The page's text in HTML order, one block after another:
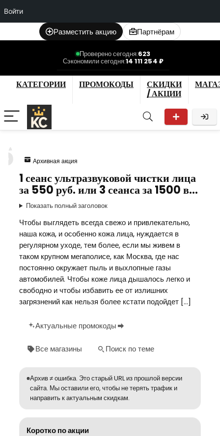
Войти
Разместить акцию Партнёрам
Проверено сегодня:623
Сэкономили сегодня:14 111 254 ₽
КАТЕГОРИИ ПРОМОКОДЫ
СКИДКИ
/ АКЦИИ
Архивная акция
1 сеанс ультразвуковой чистки лица
за 550 руб. или 3 сеанса за 1500 в…
Показать полный заголовок
Чтобы выглядеть всегда свежо и привлекательно,
наша кожа, и особенно кожа лица, нуждается в
регулярном уходе, тем более, если мы живем в
таком крупном мегаполисе, как Москва, где нас
постоянно окружает пыль и выхлопные газы
автомобилей. Чтобы коже лица дышалось легко и
свободно и чтобы избавить ее от излишних
загрязнений как нельзя более кстати подойдет […]
Актуальные промокоды
Все магазины Поиск по теме
Архив ≠ ошибка. Это старый URL из прошлой версии
сайта. Мы оставили его, чтобы не терять трафик и
направить к актуальным скидкам.
Коротко по акции